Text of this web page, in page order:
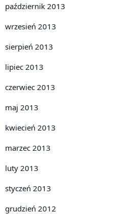
październik 2013
wrzesień 2013
sierpień 2013
lipiec 2013
czerwiec 2013
maj 2013
kwiecień 2013
marzec 2013
luty 2013
styczeń 2013
grudzień 2012